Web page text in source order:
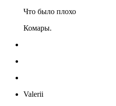
Что было плохо
Комары.
Valerii